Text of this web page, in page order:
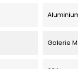
Galerie